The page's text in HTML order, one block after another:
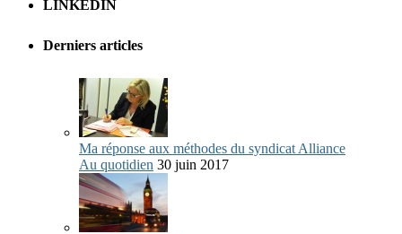
LINKEDIN
Derniers articles
Ma réponse aux méthodes du syndicat Alliance
Au quotidien 30 juin 2017